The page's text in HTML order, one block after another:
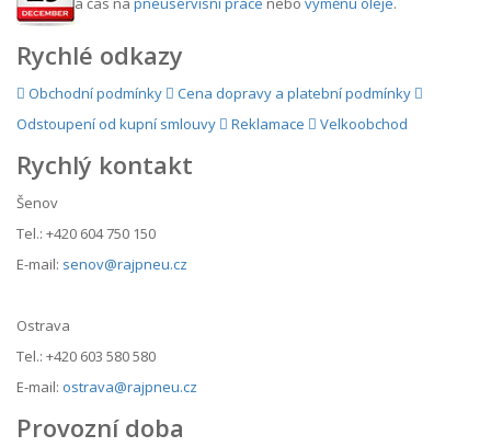
Rychlé odkazy
Obchodní podmínky
Cena dopravy a platební podmínky
Odstoupení od kupní smlouvy
Reklamace Velkoobchod
Rychlý kontakt
Šenov
Tel.: +420 604 750 150
E-mail: senov@rajpneu.cz
Ostrava
Tel.: +420 603 580 580
E-mail: ostrava@rajpneu.cz
Provozní doba